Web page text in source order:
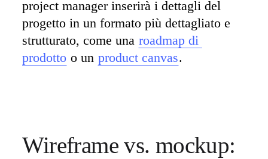
project manager inserirà i dettagli del
progetto in un formato più dettagliato e
strutturato, come una roadmap di
prodotto o un product canvas.
Wireframe vs. mockup: